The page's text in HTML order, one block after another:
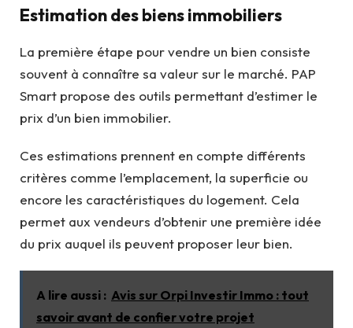
Estimation des biens immobiliers
La première étape pour vendre un bien consiste
souvent à connaître sa valeur sur le marché. PAP
Smart propose des outils permettant d’estimer le
prix d’un bien immobilier.
Ces estimations prennent en compte différents
critères comme l’emplacement, la superficie ou
encore les caractéristiques du logement. Cela
permet aux vendeurs d’obtenir une première idée
du prix auquel ils peuvent proposer leur bien.
A lire aussi : Avis sur Orpi Investir Immo : tout
savoir avant de confier votre projet